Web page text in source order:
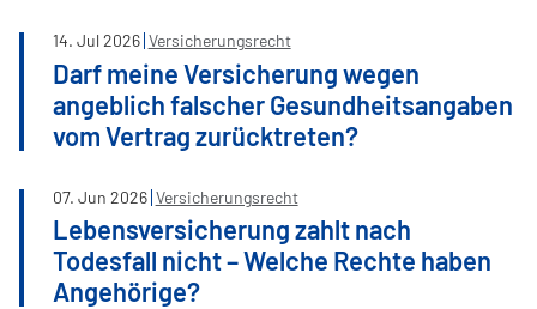
14. Jul 2026 Versicherungsrecht
Darf meine Versicherung wegen
angeblich falscher Gesundheitsangaben
vom Vertrag zurücktreten?
07. Jun 2026 Versicherungsrecht
Lebensversicherung zahlt nach
Todesfall nicht – Welche Rechte haben
Angehörige?